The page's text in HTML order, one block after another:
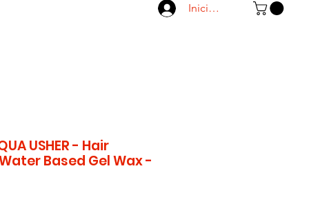
Iniciar sesión
USHER - Hair
Based Gel Wax -